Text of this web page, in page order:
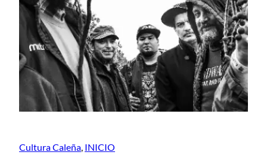
Cultura Caleña INICIO